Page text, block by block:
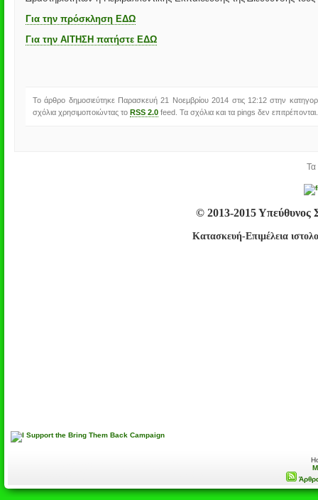
Για την πρόσκληση ΕΔΩ
Για την ΑΙΤΗΣΗ πατήστε ΕΔΩ
Το άρθρο δημοσιεύτηκε Παρασκευή 21 Νοεμβρίου 2014 στις 12:12 στην
σχόλια χρησιμοποιώντας το RSS 2.0 feed. Τα σχόλια και τα pings δεν επιτρέπονται.
Τα
© 2013-2015 Υπεύθυνος
Κατασκευή-Επιμέλεια